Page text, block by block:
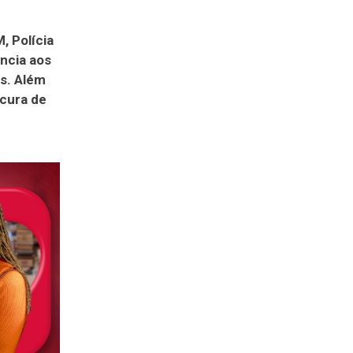
Polícia
aos
Além
de